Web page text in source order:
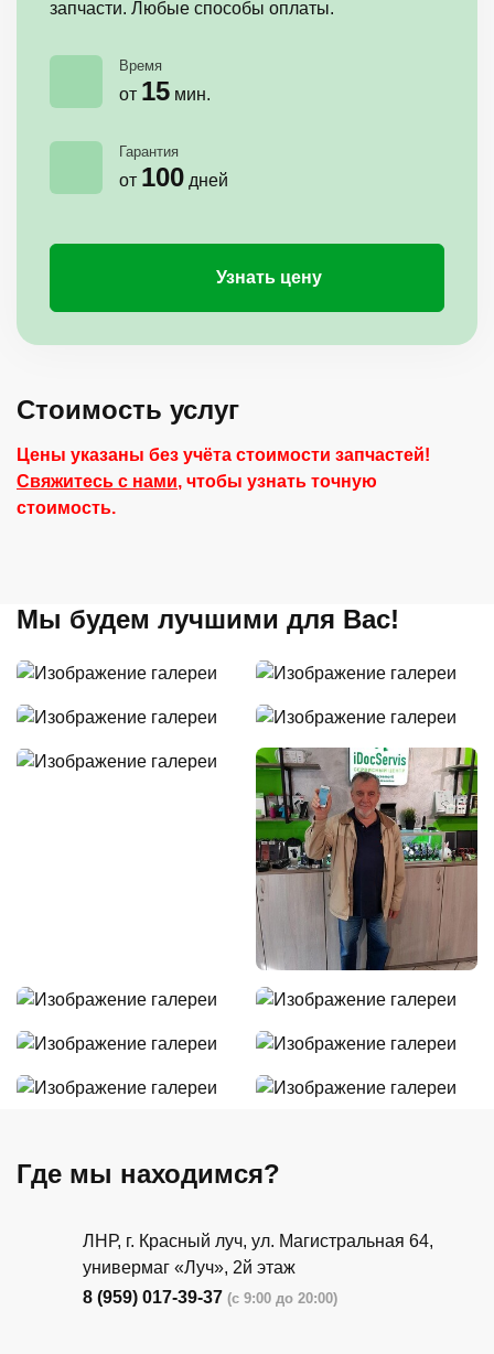
запчасти. Любые способы оплаты.
Время
от 15 мин.
Гарантия
от 100 дней
Узнать цену
Стоимость услуг
Цены указаны без учёта стоимости запчастей!
Свяжитесь с нами, чтобы узнать точную
стоимость.
Мы будем лучшими для Вас!
Где мы находимся?
ЛНР, г. Красный луч, ул. Магистральная 64,
универмаг «Луч», 2й этаж
8 (959) 017-39-37 (с 9:00 до 20:00)